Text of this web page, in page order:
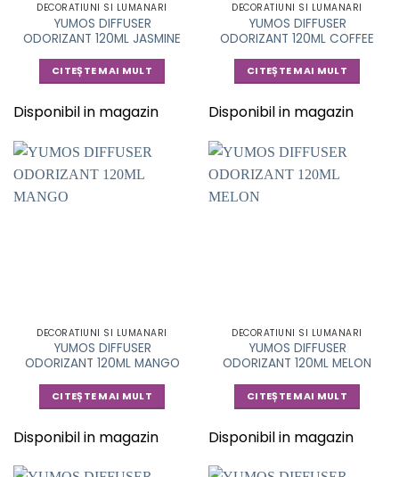
DECORATIUNI SI LUMANARI
YUMOS DIFFUSER
ODORIZANT 120ML JASMINE
CITEȘTE MAI MULT
Disponibil in magazin
DECORATIUNI SI LUMANARI
YUMOS DIFFUSER
ODORIZANT 120ML COFFEE
CITEȘTE MAI MULT
Disponibil in magazin
DECORATIUNI SI LUMANARI
YUMOS DIFFUSER
ODORIZANT 120ML MANGO
CITEȘTE MAI MULT
Disponibil in magazin
DECORATIUNI SI LUMANARI
YUMOS DIFFUSER
ODORIZANT 120ML MELON
CITEȘTE MAI MULT
Disponibil in magazin